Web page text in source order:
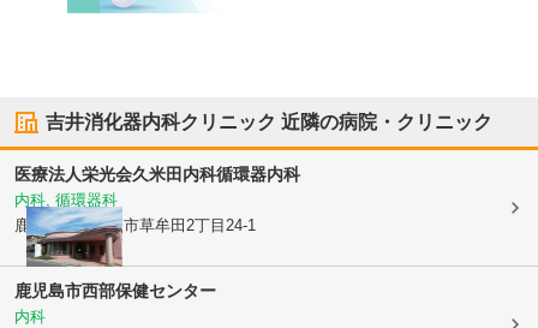
吉井消化器内科クリニック 近隣の病院・クリニック
医療法人栄光会久米田内科循環器内科
内科, 循環器科
鹿児島県鹿児島市草牟田2丁目24-1
鹿児島市西部保健センター
内科